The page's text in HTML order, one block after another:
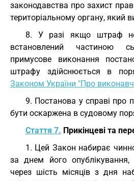
законодавства про захист
територіальному органу, який
8. У разі якщо штраф
встановлений частиною
примусове виконання
штрафу здійснюється в
Законом України "Про
9. Постанова у справі про
бути оскаржена в судовому
Стаття 7. Прикінцеві та
1. Цей Закон набирає
за днем його
через шість місяців з дня